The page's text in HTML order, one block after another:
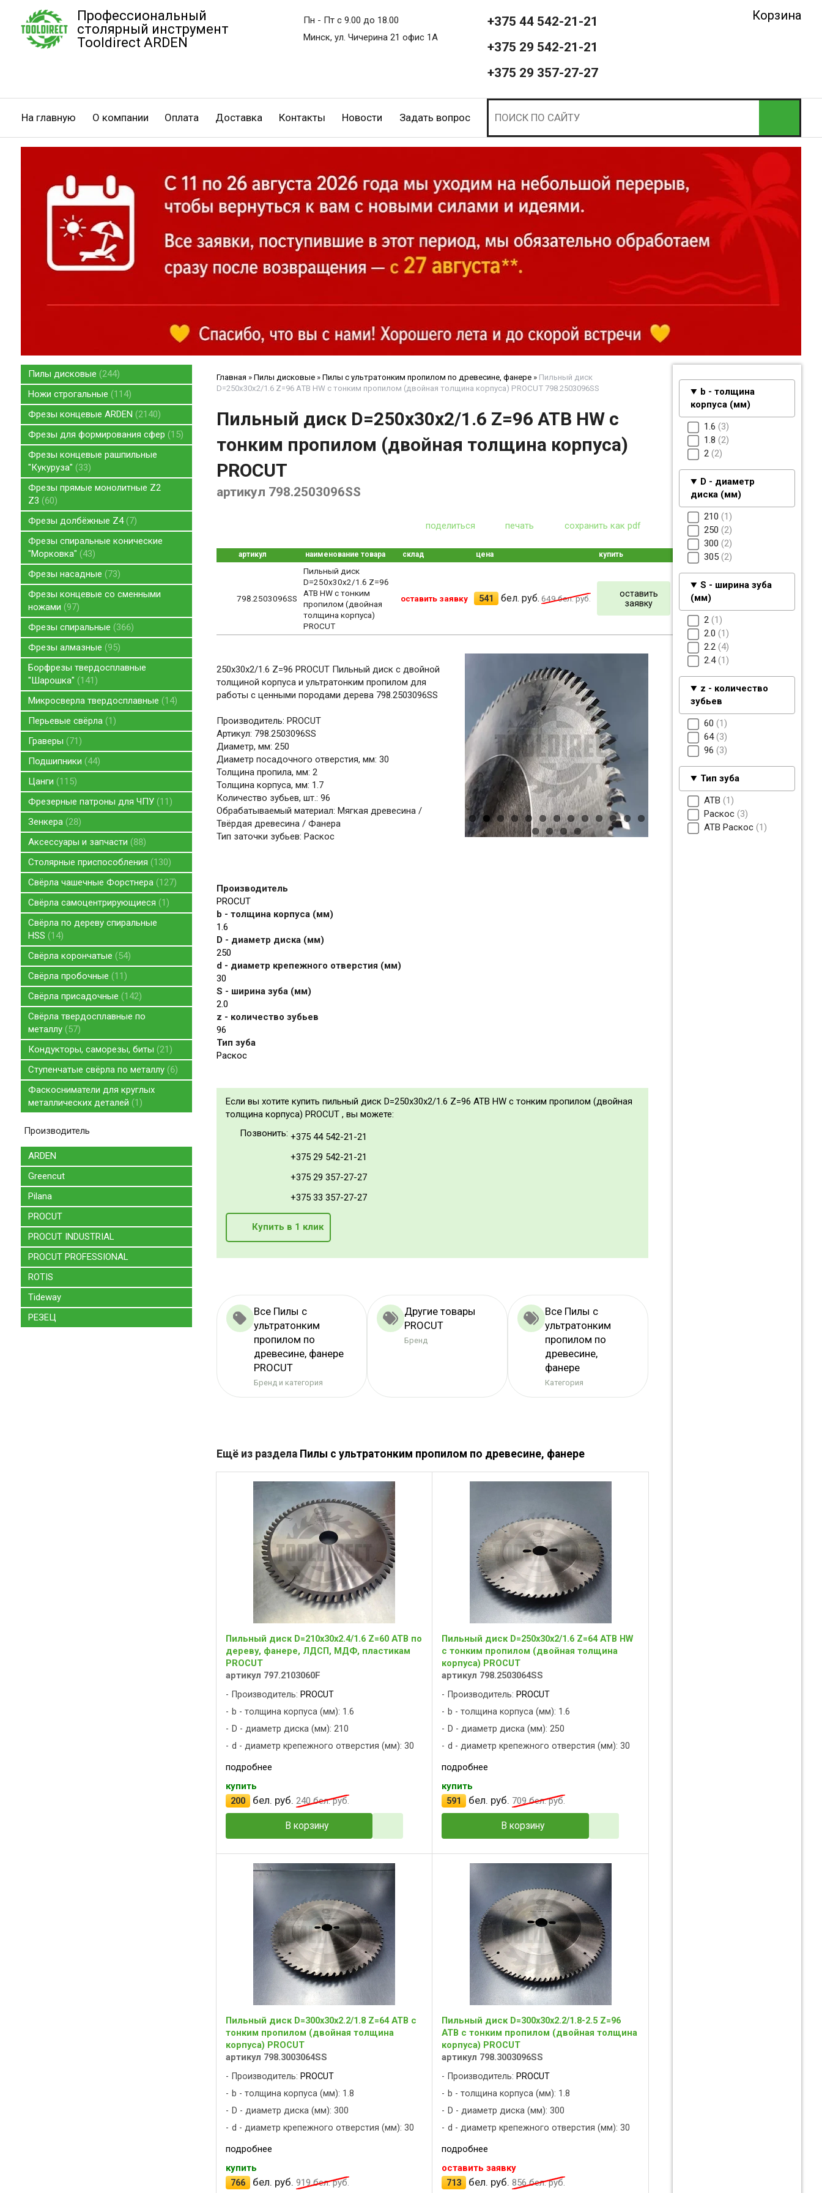
Профессиональный
столярный инструмент
Tooldirect ARDEN
Пн - Пт с 9.00 до 18.00
Минск, ул. Чичерина 21 офис 1А
+375 44 542-21-21
+375 29 542-21-21
+375 29 357-27-27
Корзина
На главную О компании Оплата Доставка Контакты Новости Задать вопрос
Пилы дисковые 244
Ножи строгальные 114
Фрезы концевые ARDEN 2140
Фрезы для формирования сфер 15
Фрезы концевые рашпильные
"Кукуруза" 33
Фрезы прямые монолитные Z2
Z3 60
Фрезы долбёжные Z4 7
Фрезы спиральные конические
"Морковка" 43
Фрезы насадные 73
Фрезы концевые со сменными
ножами 97
Фрезы спиральные 366
Фрезы алмазные 95
Борфрезы твердосплавные
"Шарошка" 141
Микросверла твердосплавные 14
Перьевые свёрла 1
Граверы 71
Подшипники 44
Цанги 115
Фрезерные патроны для ЧПУ 11
Зенкера 28
Аксессуары и запчасти 88
Столярные приспособления 130
Свёрла чашечные Форстнера 127
Свёрла самоцентрирующиеся 1
Свёрла по дереву спиральные
HSS 14
Свёрла корончатые 54
Свёрла пробочные 11
Свёрла присадочные 142
Свёрла твердосплавные по
металлу 57
Кондукторы, саморезы, биты 21
Ступенчатые свёрла по металлу 6
Фаскосниматели для круглых
металлических деталей 1
Производитель
ARDEN
Greencut
Pilana
PROCUT
PROCUT INDUSTRIAL
PROCUT PROFESSIONAL
ROTIS
Tideway
РЕЗЕЦ
b - толщина
корпуса (мм)
1.6 3
1.8 2
2 2
D - диаметр
диска (мм)
210 1
250 2
300 2
305 2
S - ширина зуба
(мм)
2 1
2.0 1
2.2 4
2.4 1
z - количество
зубьев
60 1
64 3
96 3
Тип зуба
ATB 1
Раскос 3
ATB Раскос 1
Главная » Пилы дисковые » Пилы с ультратонким пропилом по древесине, фанере » Пильный диск
D=250x30x2/1.6 Z=96 ATB HW с тонким пропилом (двойная толщина корпуса) PROCUT 798.2503096SS
Пильный диск D=250x30x2/1.6 Z=96 ATB HW с
тонким пропилом (двойная толщина корпуса)
PROCUT
артикул 798.2503096SS
поделиться печать сохранить как pdf
артикул наименование товара склад цена купить
798.2503096SS
Пильный диск
D=250x30x2/1.6 Z=96
ATB HW с тонким
пропилом (двойная
толщина корпуса)
PROCUT
оставить заявку 541 бел. руб. 649бел. руб.
оставить
заявку
250x30x2/1.6 Z=96 PROCUT Пильный диск с двойной
толщиной корпуса и ультратонким пропилом для
работы с ценными породами дерева 798.2503096SS
Производитель: PROCUT
Артикул: 798.2503096SS
Диаметр, мм: 250
Диаметр посадочного отверстия, мм: 30
Толщина пропила, мм: 2
Толщина корпуса, мм: 1.7
Количество зубьев, шт.: 96
Обрабатываемый материал: Мягкая древесина /
Твёрдая древесина / Фанера
Тип заточки зубьев: Раскос
Производитель
PROCUT
b - толщина корпуса (мм)
1.6
D - диаметр диска (мм)
250
d - диаметр крепежного отверстия (мм)
30
S - ширина зуба (мм)
2.0
z - количество зубьев
96
Тип зуба
Раскос
Если вы хотите купить пильный диск D=250x30x2/1.6 Z=96 ATB HW с тонким пропилом (двойная
толщина корпуса) PROCUT , вы можете:
Позвонить: +375 44 542-21-21
+375 29 542-21-21
+375 29 357-27-27
+375 33 357-27-27
Купить в 1 клик
Все Пилы с
ультратонким
пропилом по
древесине, фанере
PROCUT
Бренд и категория
Другие товары
PROCUT
Бренд
Все Пилы с
ультратонким
пропилом по
древесине,
фанере
Категория
Ещё из раздела Пилы с ультратонким пропилом по древесине, фанере
Пильный диск D=210x30x2.4/1.6 Z=60 ATB по
дереву, фанере, ЛДСП, МДФ, пластикам
PROCUT
артикул 797.2103060F
Производитель: PROCUT
b - толщина корпуса (мм): 1.6
D - диаметр диска (мм): 210
d - диаметр крепежного отверстия (мм): 30
подробнее
купить
200 бел. руб. 240бел. руб.
В корзину
Пильный диск D=250x30x2/1.6 Z=64 ATB HW
с тонким пропилом (двойная толщина
корпуса) PROCUT
артикул 798.2503064SS
Производитель: PROCUT
b - толщина корпуса (мм): 1.6
D - диаметр диска (мм): 250
d - диаметр крепежного отверстия (мм): 30
подробнее
купить
591
бел. руб. 709бел. руб.
В корзину
Пильный диск D=300x30x2.2/1.8 Z=64 ATB с
тонким пропилом (двойная толщина
корпуса) PROCUT
артикул 798.3003064SS
Производитель: PROCUT
b - толщина корпуса (мм): 1.8
D - диаметр диска (мм): 300
d - диаметр крепежного отверстия (мм): 30
подробнее
купить
766 бел. руб. 919бел. руб.
Пильный диск D=300x30x2.2/1.8-2.5 Z=96
ATB с тонким пропилом (двойная толщина
корпуса) PROCUT
артикул 798.3003096SS
Производитель: PROCUT
b - толщина корпуса (мм): 1.8
D - диаметр диска (мм): 300
d - диаметр крепежного отверстия (мм): 30
подробнее
оставить заявку
713
бел. руб. 856бел. руб.